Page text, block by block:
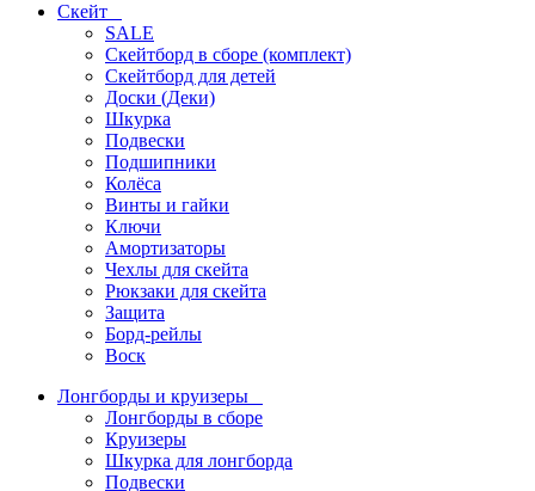
Скейт
SALE
Скейтборд в сборе (комплект)
Скейтборд для детей
Доски (Деки)
Шкурка
Подвески
Подшипники
Колёса
Винты и гайки
Ключи
Амортизаторы
Чехлы для скейта
Рюкзаки для скейта
Защита
Борд-рейлы
Воск
Лонгборды и круизеры
Лонгборды в сборе
Круизеры
Шкурка для лонгборда
Подвески